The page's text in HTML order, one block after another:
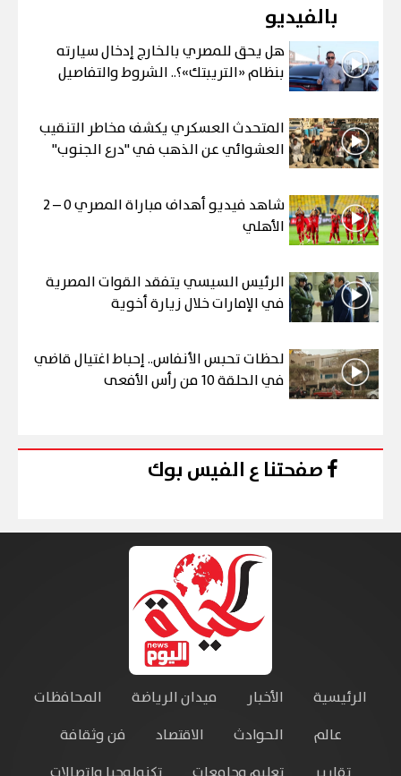
بالفيديو
هل يحق للمصري بالخارج إدخال سيارته
بنظام «التريبتك»؟.. الشروط والتفاصيل
المتحدث العسكري يكشف مخاطر التنقيب
العشوائي عن الذهب في "درع الجنوب"
شاهد فيديو أهداف مباراة المصري 0 – 2
الأهلي
الرئيس السيسي يتفقد القوات المصرية
في الإمارات خلال زيارة أخوية
لحظات تحبس الأنفاس.. إحباط اغتيال قاضي
في الحلقة 10 من رأس الأفعى
صفحتنا ع الفيس بوك
الرئيسية الأخبار ميدان الرياضة
المحافظات
عالم
الحوادث الاقتصاد
فن وثقافة